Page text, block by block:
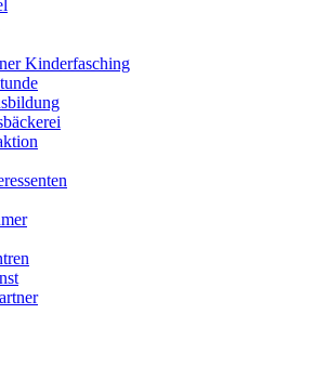
Kinderfasching